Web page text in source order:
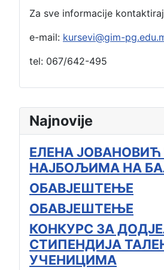
Najnovije
ЕЛЕНА
НАЈБОЉИМА НА
ОБАВЈЕШТЕЊЕ
ОБАВЈЕШТЕЊЕ
КОНКУРС ЗА
СТИПЕНДИЈА
УЧЕНИЦИМА
Za sve informacije
e-mail: kursevi@gim-
tel: 067/642-495